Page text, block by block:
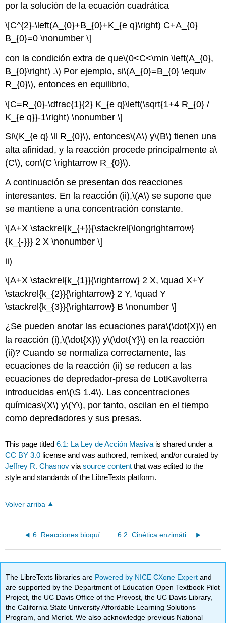
por la solución de la ecuación cuadrática
\[C^{2}-\left(A_{0}+B_{0}+K_{e q}\right) C+A_{0}
B_{0}=0 \nonumber \]
con la condición extra de que\(0<C<\min \left(A_{0},
B_{0}\right) .\) Por ejemplo, si\(A_{0}=B_{0} \equiv
R_{0}\), entonces en equilibrio,
\[C=R_{0}-\dfrac{1}{2} K_{e q}\left(\sqrt{1+4 R_{0} /
K_{e q}}-1\right) \nonumber \]
Si\(K_{e q} \ll R_{0}\), entonces\(A\) y\(B\) tienen una
alta afinidad, y la reacción procede principalmente a\
(C\), con\(C \rightarrow R_{0}\).
A continuación se presentan dos reacciones
interesantes. En la reacción (ii),\(A\) se supone que
se mantiene a una concentración constante.
\[A+X \stackrel{k_{+}}{\stackrel{\longrightarrow}
{k_{-}}} 2 X \nonumber \]
ii)
\[A+X \stackrel{k_{1}}{\rightarrow} 2 X, \quad X+Y
\stackrel{k_{2}}{\rightarrow} 2 Y, \quad Y
\stackrel{k_{3}}{\rightarrow} B \nonumber \]
¿Se pueden anotar las ecuaciones para\(\dot{X}\) en
la reacción (i),\(\dot{X}\) y\(\dot{Y}\) en la reacción
(ii)? Cuando se normaliza correctamente, las
ecuaciones de la reacción (ii) se reducen a las
ecuaciones de depredador-presa de LotKavolterra
introducidas en\(\S 1.4\). Las concentraciones
químicas\(X\) y\(Y\), por tanto, oscilan en el tiempo
como depredadores y sus presas.
This page titled6.1: La Ley de Acción Masiva is shared under a
CC BY 3.0 license and was authored, remixed, and/or curated by
Jeffrey R. Chasnov viasource content that was edited to the
style and standards of the LibreTexts platform.
Volver arriba
6: Reacciones bioquímicas 6.2: Cinética enzimática
The LibreTexts libraries are Powered by NICE CXone Expertand
are supported by the Department of Education Open Textbook Pilot
Project, the UC Davis Office of the Provost, the UC Davis Library,
the California State University Affordable Learning Solutions
Program, and Merlot. We also acknowledge previous National